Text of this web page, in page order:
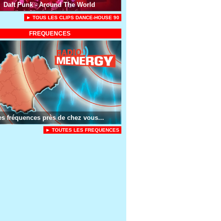
Daft Punk - Around The World
► TOUS LES CLIPS DANCE-HOUSE 90
FREQUENCES
fréquences près de chez vous...
► TOUTES LES FREQUENCES